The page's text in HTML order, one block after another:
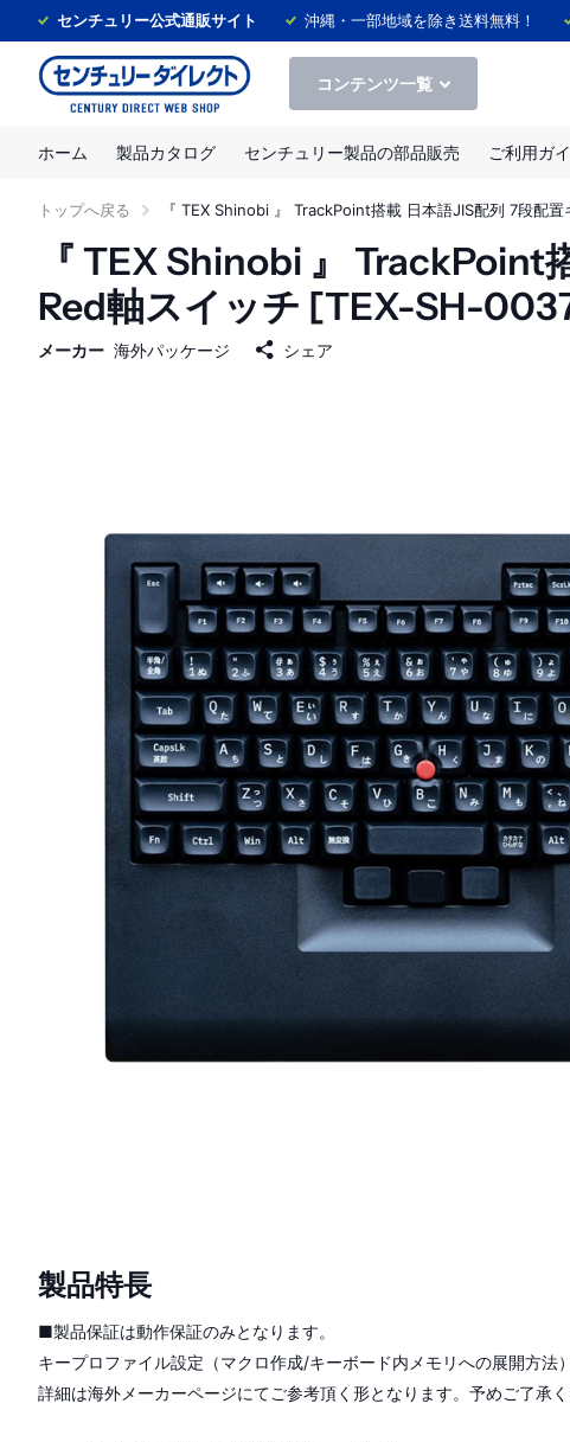
センチュリー公式通販サイト 沖縄・一部地域を除き送料無料！
コンテンツ一覧
ホーム 製品カタログ センチュリー製品の部品販売 ご利用ガ
トップへ戻る 『 TEX Shinobi 』 TrackPoint搭載 日本語JIS配列 7段配
『 TEX Shinobi 』
Red軸スイッチ [TEX-SH-
メーカー 海外パッケージ シェア
製品特長
■製品保証は動作保証のみとなります。
キープロファイル設定（マクロ作成/キーボード内メモリへの展開方法
詳細は海外メーカーページにてご参考頂く形となります。予めご了承く